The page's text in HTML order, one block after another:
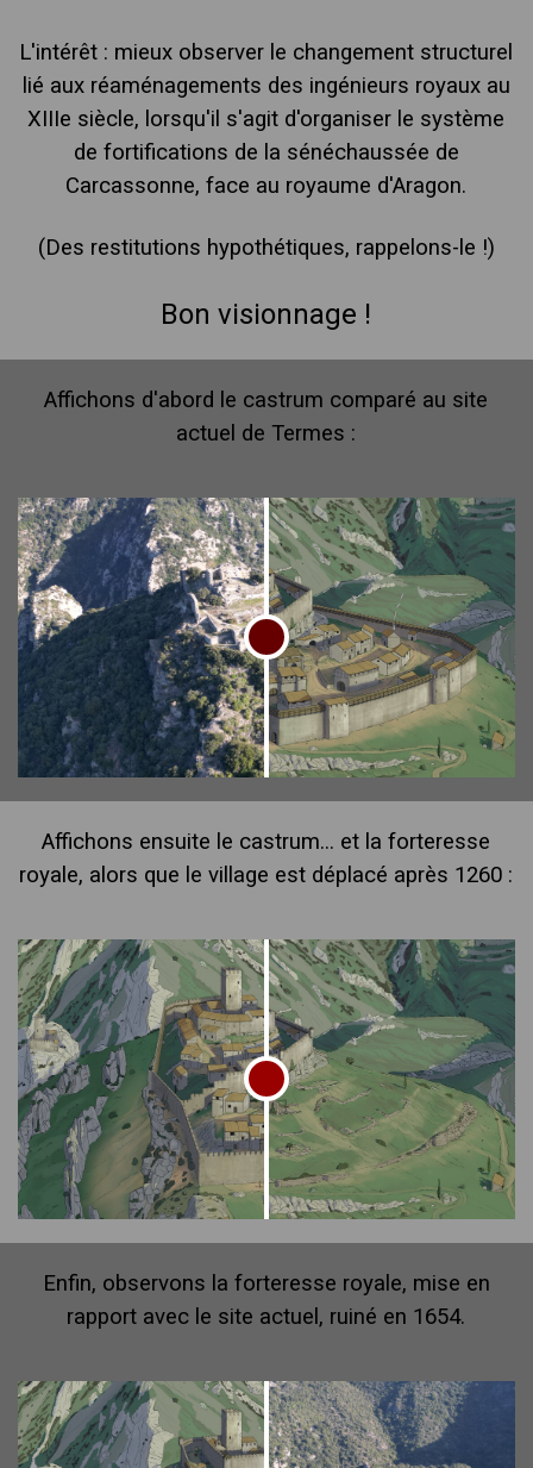
L'intérêt : mieux observer le changement structurel
lié aux réaménagements des ingénieurs royaux au
XIIIe siècle, lorsqu'il s'agit d'organiser le système
de fortifications de la sénéchaussée de
Carcassonne, face au royaume d'Aragon.
(Des restitutions hypothétiques, rappelons-le !)
Bon visionnage !
Affichons d'abord le castrum comparé au site
actuel de Termes :
Affichons ensuite le castrum... et la forteresse
royale, alors que le village est déplacé après 1260 :
Enfin, observons la forteresse royale, mise en
rapport avec le site actuel, ruiné en 1654.